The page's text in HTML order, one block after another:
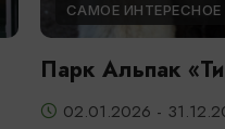
САМОЕ ИНТЕРЕСНОЕ
Парк Альпак
02.01.2026 -